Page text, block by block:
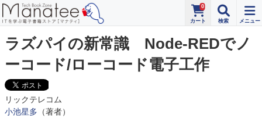
0
ラズパイの新常識 Node-REDでノ
ーコード/ローコード電子工作
リックテレコム
小池星多 （著者）